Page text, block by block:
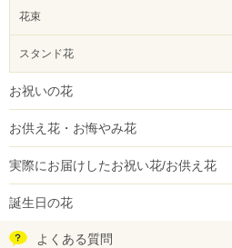
花束
スタンド花
お祝いの花
お供え花・お悔やみ花
実際にお届けしたお祝い花/お供え花
誕生日の花
よくある質問